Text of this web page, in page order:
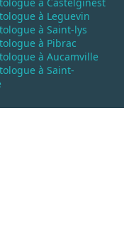
à Leguevin
à Saint-lys
à Pibrac
à Aucamville
à Saint-